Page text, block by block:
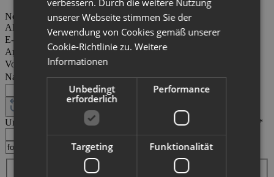
Newsletter abonnieren
Aktion
E-Mail-Adresse
Anrede
Vorname
Nachname
Um weiterzugehen, geben Sie die oben abgebildeten Zeichen ein *
unserer Webseite stimmen Sie der
Verwendung von Cookies gemäß unserer
Cookie-Richtlinie zu.Weitere
Informationen
Unbedingt
erforderlich
Performance
Targeting Funktionalität